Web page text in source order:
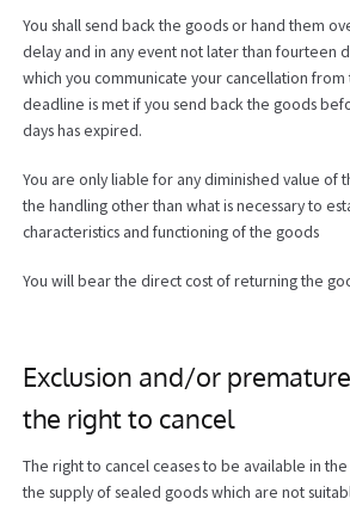
You shall send back the goods or hand them
delay and in any event not later than fourteen
which you communicate your cancellation from
deadline is met if you send back the goods
days has expired.
You are only liable for any diminished value of
the handling other than what is necessary to
characteristics and functioning of the goods
You will bear the direct cost of returning the
Exclusion and/or
the right to cancel
The right to cancel ceases to be available in
the supply of sealed goods which are not